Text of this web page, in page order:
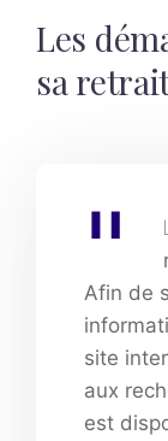
Les
sa
Afin de
site
aux
est